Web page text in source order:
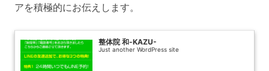
アを積極的にお伝えします。
整体院 和-KAZU-
Just another WordPress site